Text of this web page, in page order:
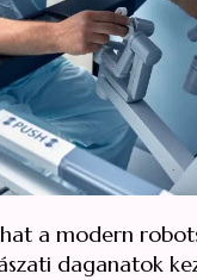
a modern
daganatok